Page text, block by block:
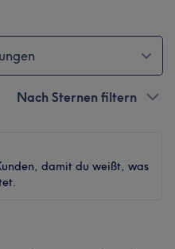
Nach Sternen filtern
damit du weißt, was